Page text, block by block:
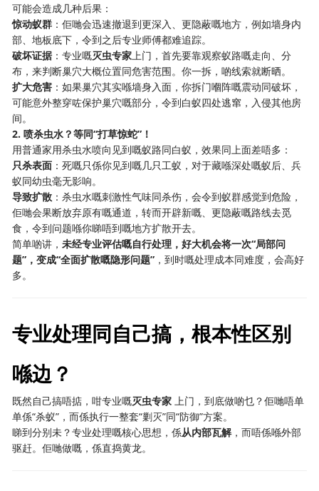
可能会造成几种后果：
惊动蚁群 ：佢哋会迅速撤退到更深入、更隐蔽嘅地方，例如墙身内
部、地板底下，令到之后专业师傅都难追踪。
破坏证据：专业嘅灭虫专家上门，首先要靠观察蚁路嘅走向、分
布，来判断巢穴大概位置同危害范围。你一拆，啲线索就断晒。
扩大危害 ：如果巢穴其实喺墙身入面，你拆门嗰阵嘅震动同破坏，
可能意外整穿咗保护巢穴嘅部分，令到白蚁四处逃窜，入侵其他房
间。
2. 喷杀虫水？等同“打草惊蛇”！
用普通家用杀虫水喷向见到嘅蚁路同白蚁，效果同上面差唔多：
只杀表面 ：死嘅只係你见到嘅几只工蚁，对于藏喺深处嘅蚁后、兵
蚁同幼虫毫无影响。
导致扩散 ：杀虫水嘅刺激性气味同杀伤，会令到蚁群感觉到危险，
佢哋会果断放弃原有嘅通道，转而开辟新嘅、更隐蔽嘅路线去觅
食，令到问题喺你睇唔到嘅地方扩散开去。
简单啲讲，未经专业评估嘅自行处理，好大机会将一次“局部问
题”，变成“全面扩散嘅隐形问题” ，到时嘅处理成本同难度，会高好
多。
专业处理同自己搞，根本性区别
喺边？
既然自己搞唔掂，咁专业嘅灭虫专家 ​ 上门，到底做啲乜？佢哋唔单
单係“杀蚁”，而係执行一整套“剿灭”同“防御”方案。
睇到分别未？专业处理嘅核心思想，係从内部瓦解，而唔係喺外部
驱赶。佢哋做嘅，係直捣黄龙。